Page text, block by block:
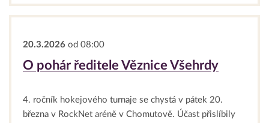
20.3.2026 od 08:00
O pohár ředitele Věznice Všehrdy
4. ročník hokejového turnaje se chystá v pátek 20.
března v RockNet aréně v Chomutově. Účast přislíbily